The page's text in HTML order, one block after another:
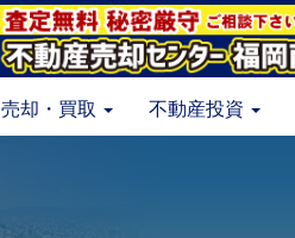
売却・買取 不動産投資